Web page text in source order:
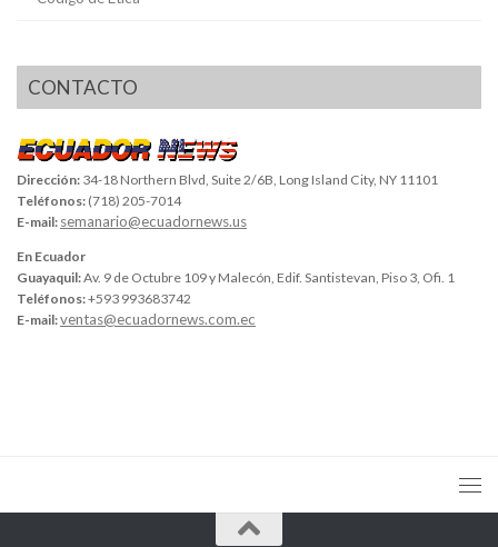
CONTACTO
Dirección: 34-18 Northern Blvd, Suite 2/6B, Long Island City, NY 11101
Teléfonos: (718) 205-7014
E-mail: semanario@ecuadornews.us
En Ecuador
Guayaquil:Av. 9 de Octubre 109 y Malecón, Edif. Santistevan, Piso 3, Ofi. 1
Teléfonos:+593 993683742
E-mail:ventas@ecuadornews.com.ec